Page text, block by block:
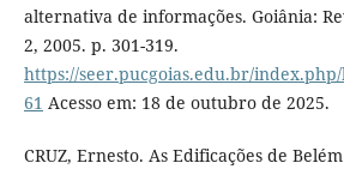
alternativa de informações. Goiânia:
2, 2005. p. 301-319.
https://seer.pucgoias.edu.br/
61 Acesso em: 18 de outubro de 2025.
CRUZ, Ernesto. As Edificações de